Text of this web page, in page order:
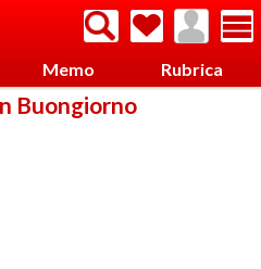
Memo Rubrica
Buongiorno